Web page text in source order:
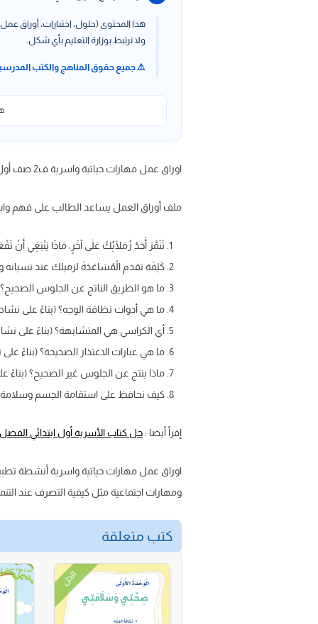
هذا المحتوى (حلول، اختبارات، أوراق
ولا نرتبط بوزارة التعليم بأي شكل.
⚠️ جميع حقوق المناهج والكتب
اوراق عمل مهارات حياتية واسرية ف2 صف أول ابتدائي عرض مباشر وتحميل pdf word عبر موقعنا حلول كتبي
ملف أوراق العمل يساعد الطالب على فهم
تَنَمَّرَ أَحَدُ زُمَلَائِكَ عَلَى آخَرٍ، مَاذَا يَنْبَغِي أَنْ
كَيْفَة تقدم الْمُسَاعَدَةَ لزميلك عند نسيانه
ما هو الطريق الناتج عن الجلوس الصحيح؟
ما هي أدوات نظافة الوجه؟ (بناءً على
أي الكراسي هي المتشابهة؟ (بناءً على
ما هي عبارات الاعتذار الصحيحة؟ (بناءً على
ماذا ينتج عن الجلوس غير الصحيح؟ (بناءً
كيف نحافظ على استقامة الجسم
إقرأ أيضا :حل كتاب الأسرية أول ابتدائي الفصل
اوراق عمل مهارات حياتية واسرية أنشطة
ومهارات اجتماعية مثل كيفية التصرف عند
كتب متعلقة
الحل